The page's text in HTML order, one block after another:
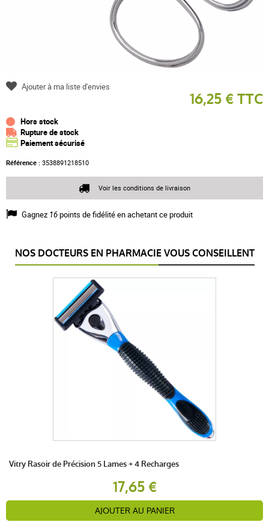
16,25 € TTC
Hors stock
Rupture de stock
Paiement sécurisé
Référence : 3538891218510
Gagnez 16points de fidélité en achetant ce produit
Ajouter à ma liste d'envies
Voir les conditions de livraison
NOS DOCTEURS EN PHARMACIE VOUS CONSEILLENT
Vitry Rasoir de Précision 5 Lames + 4 Recharges
17,65 €
AJOUTER AU PANIER